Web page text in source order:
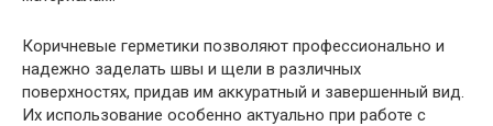
Коричневые герметики позволяют профессионально и
надежно заделать швы и щели в различных
поверхностях, придав им аккуратный и завершенный вид.
Их использование особенно актуально при работе с